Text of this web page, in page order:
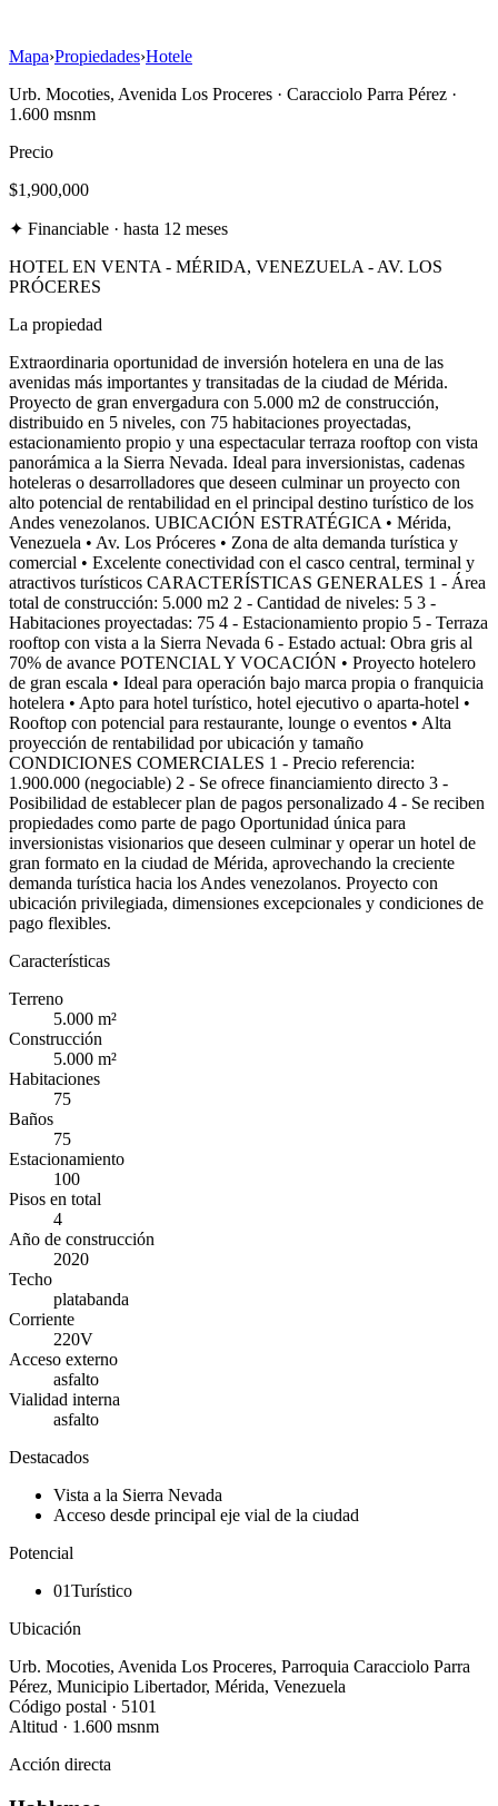
Mapa›Propiedades›Hotele
Urb. Mocoties, Avenida Los Proceres · Caracciolo Parra Pérez ·
1.600 msnm
Precio
$1,900,000
✦ Financiable · hasta 12 meses
HOTEL EN VENTA - MÉRIDA, VENEZUELA - AV. LOS
PRÓCERES
La propiedad
Extraordinaria oportunidad de inversión hotelera en una de las
avenidas más importantes y transitadas de la ciudad de Mérida.
Proyecto de gran envergadura con 5.000 m2 de construcción,
distribuido en 5 niveles, con 75 habitaciones proyectadas,
estacionamiento propio y una espectacular terraza rooftop con vista
panorámica a la Sierra Nevada. Ideal para inversionistas, cadenas
hoteleras o desarrolladores que deseen culminar un proyecto con
alto potencial de rentabilidad en el principal destino turístico de los
Andes venezolanos. UBICACIÓN ESTRATÉGICA • Mérida,
Venezuela • Av. Los Próceres • Zona de alta demanda turística y
comercial • Excelente conectividad con el casco central, terminal y
atractivos turísticos CARACTERÍSTICAS GENERALES 1 - Área
total de construcción: 5.000 m2 2 - Cantidad de niveles: 5 3 -
Habitaciones proyectadas: 75 4 - Estacionamiento propio 5 - Terraza
rooftop con vista a la Sierra Nevada 6 - Estado actual: Obra gris al
70% de avance POTENCIAL Y VOCACIÓN • Proyecto hotelero
de gran escala • Ideal para operación bajo marca propia o franquicia
hotelera • Apto para hotel turístico, hotel ejecutivo o aparta-hotel •
Rooftop con potencial para restaurante, lounge o eventos • Alta
proyección de rentabilidad por ubicación y tamaño
CONDICIONES COMERCIALES 1 - Precio referencia:
1.900.000 (negociable) 2 - Se ofrece financiamiento directo 3 -
Posibilidad de establecer plan de pagos personalizado 4 - Se reciben
propiedades como parte de pago Oportunidad única para
inversionistas visionarios que deseen culminar y operar un hotel de
gran formato en la ciudad de Mérida, aprovechando la creciente
demanda turística hacia los Andes venezolanos. Proyecto con
ubicación privilegiada, dimensiones excepcionales y condiciones de
pago flexibles.
Características
Terreno
5.000 m²
Construcción
5.000 m²
Habitaciones
75
Baños
75
Estacionamiento
100
Pisos en total
4
Año de construcción
2020
Techo
platabanda
Corriente
220V
Acceso externo
asfalto
Vialidad interna
asfalto
Destacados
Vista a la Sierra Nevada
Acceso desde principal eje vial de la ciudad
Potencial
01Turístico
Ubicación
Urb. Mocoties, Avenida Los Proceres, Parroquia Caracciolo Parra
Pérez, Municipio Libertador, Mérida, Venezuela
Código postal · 5101
Altitud · 1.600 msnm
Acción directa